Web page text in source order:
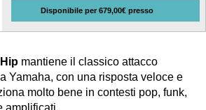
Disponibile per 679,00€ presso
mantiene il classico attacco
Yamaha, con una risposta veloce e
molto bene in contesti pop, funk,
amplificati.